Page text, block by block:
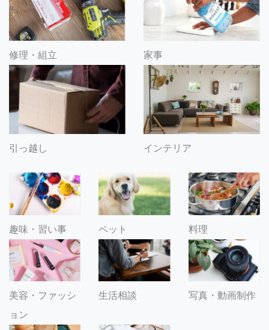
修理・組立 家事
引っ越し インテリア
趣味・習い事 ペット 料理
美容・ファッシ
ョン
生活相談 写真・動画制作